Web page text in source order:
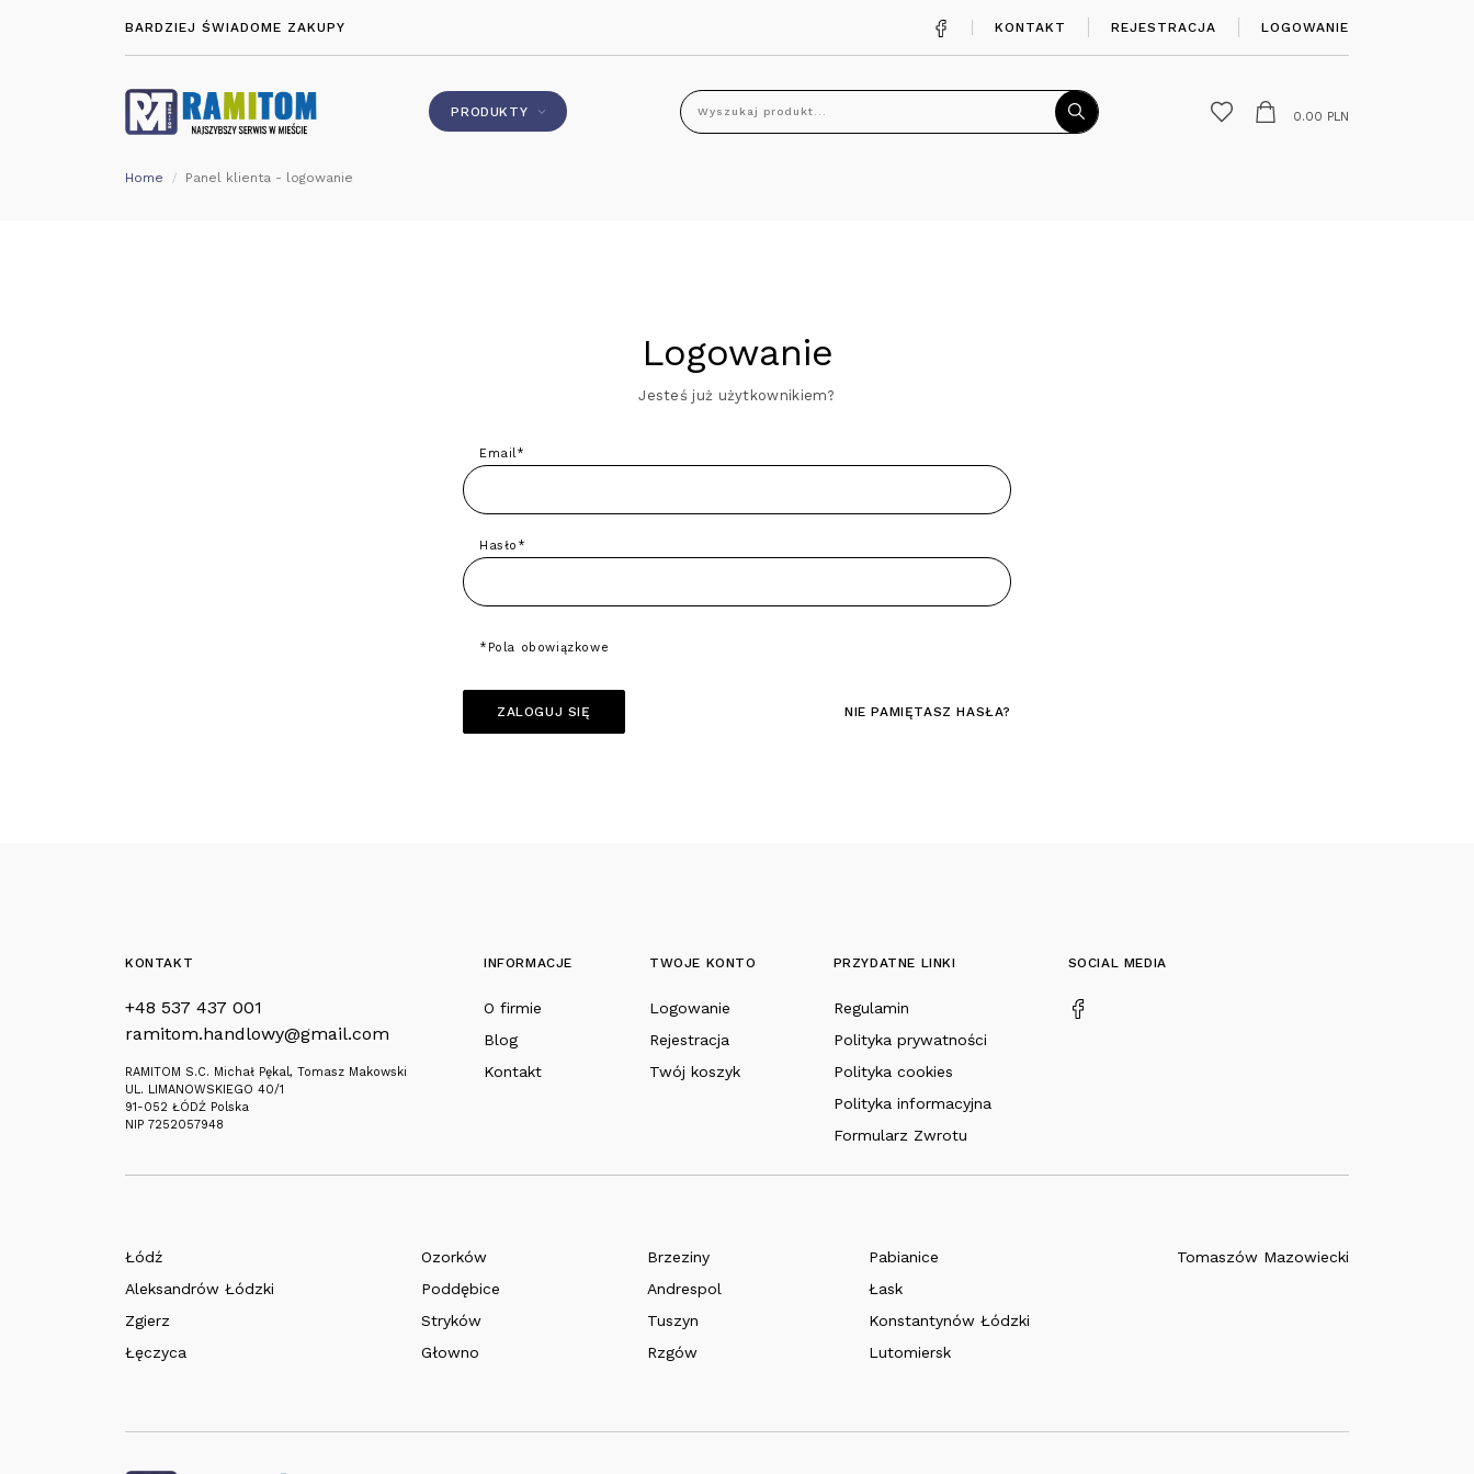
BARDZIEJ ŚWIADOME ZAKUPY KONTAKT REJESTRACJA LOGOWANIE
PRODUKTY
Wyszukaj produkt... 0.00 PLN
Home Panel klienta - logowanie
Logowanie
Jesteś już użytkownikiem?
Email*
Hasło*
*Pola obowiązkowe
ZALOGUJ SIĘ NIE PAMIĘTASZ HASŁA?
KONTAKT
+48 537 437 001
ramitom.handlowy@gmail.com
RAMITOM S.C. Michał Pękal, Tomasz Makowski
UL. LIMANOWSKIEGO 40/1
91-052 ŁÓDŹ Polska
NIP 7252057948
INFORMACJE
O firmie
Blog
Kontakt
TWOJE KONTO
Logowanie
Rejestracja
Twój koszyk
PRZYDATNE LINKI
Regulamin
Polityka prywatności
Polityka cookies
Polityka informacyjna
Formularz Zwrotu
SOCIAL MEDIA
Łódź
Aleksandrów Łódzki
Zgierz
Łęczyca
Ozorków
Poddębice
Stryków
Głowno
Brzeziny
Andrespol
Tuszyn
Rzgów
Pabianice
Łask
Konstantynów Łódzki
Lutomiersk
Tomaszów Mazowiecki